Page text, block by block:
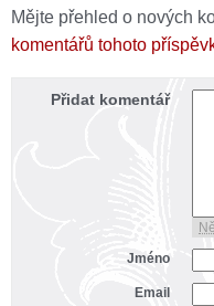
Mějte přehled o nových
komentářů tohoto
Přidat komentář
Jméno
Email